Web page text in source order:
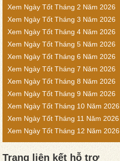
Xem Ngày Tốt Tháng 2 Năm 2026
Xem Ngày Tốt Tháng 3 Năm 2026
Xem Ngày Tốt Tháng 4 Năm 2026
Xem Ngày Tốt Tháng 5 Năm 2026
Xem Ngày Tốt Tháng 6 Năm 2026
Xem Ngày Tốt Tháng 7 Năm 2026
Xem Ngày Tốt Tháng 8 Năm 2026
Xem Ngày Tốt Tháng 9 Năm 2026
Xem Ngày Tốt Tháng 10 Năm 2026
Xem Ngày Tốt Tháng 11 Năm 2026
Xem Ngày Tốt Tháng 12 Năm 2026
Trang liên kết hỗ trợ